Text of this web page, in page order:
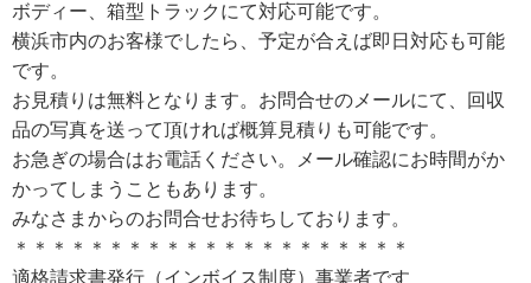
ボディー、箱型トラックにて対応可能です。
横浜市内のお客様でしたら、予定が合えば即日対応も可能
です。
お見積りは無料となります。お問合せのメールにて、回収
品の写真を送って頂ければ概算見積りも可能です。
お急ぎの場合はお電話ください。メール確認にお時間がか
かってしまうこともあります。
みなさまからのお問合せお待ちしております。
＊＊＊＊＊＊＊＊＊＊＊＊＊＊＊＊＊＊＊＊＊
適格請求書発行（インボイス制度）事業者です